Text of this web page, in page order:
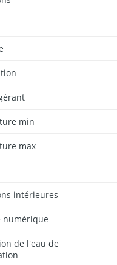
min
max
intérieures
numérique
de l'eau de